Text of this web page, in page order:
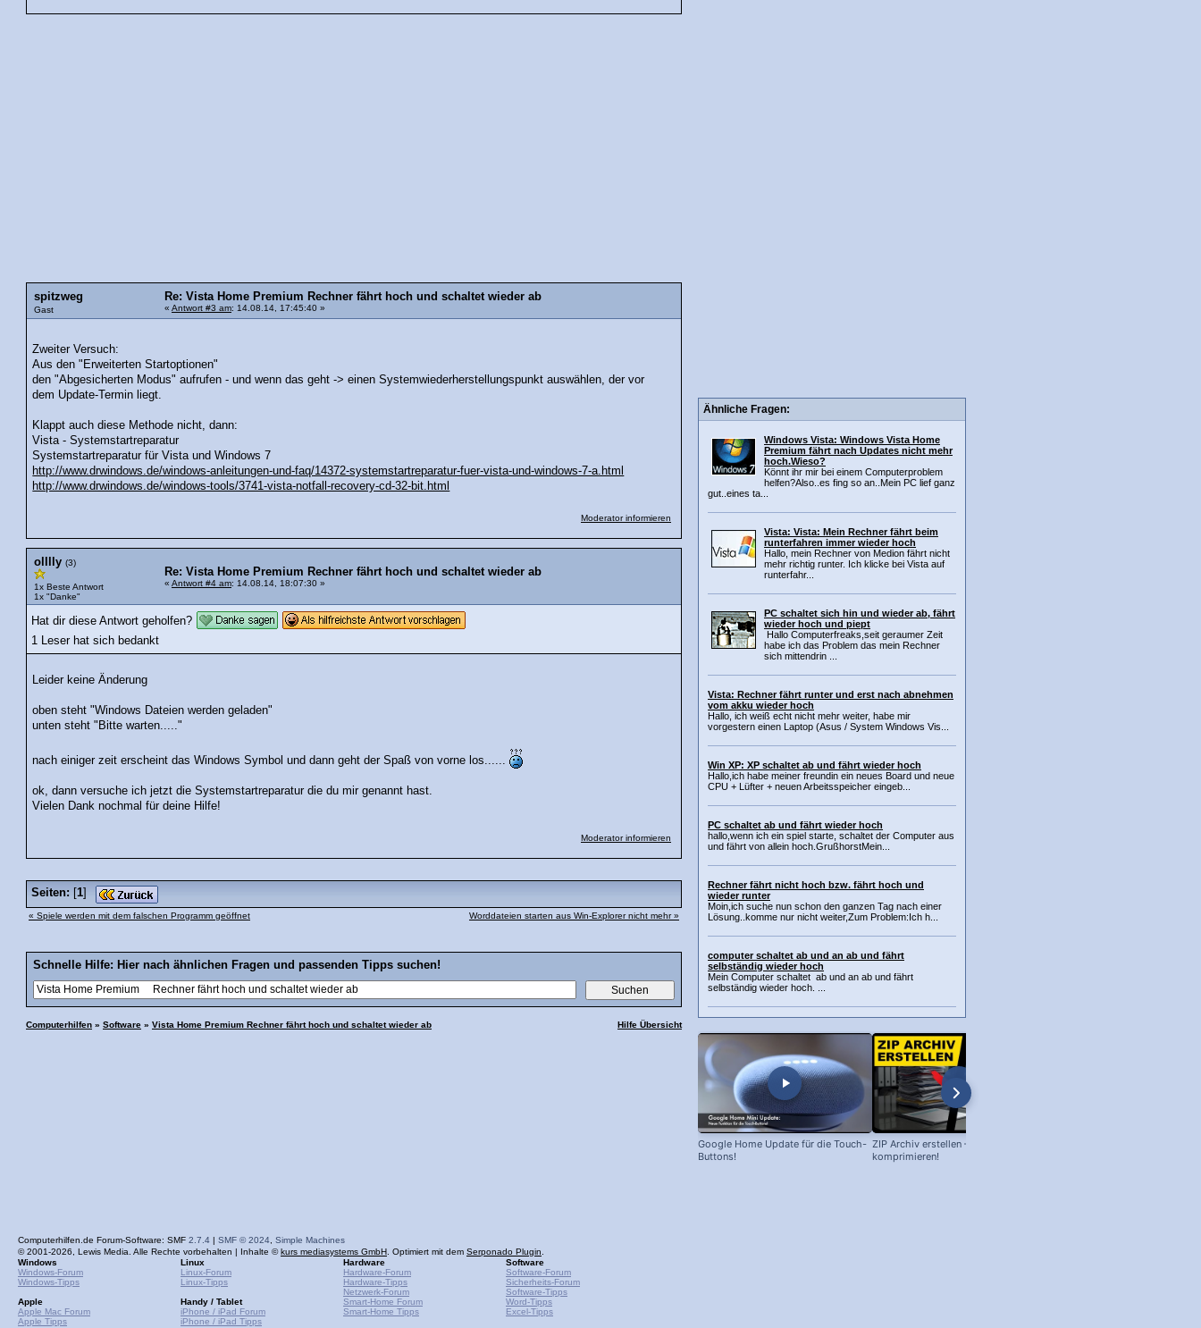
spitzweg
Gast
Re: Vista Home Premium Rechner fährt hoch und schaltet wieder ab
« Antwort #3 am: 14.08.14, 17:45:40 »
Zweiter Versuch:
Aus den "Erweiterten Startoptionen"
den "Abgesicherten Modus" aufrufen - und wenn das geht -> einen Systemwiederherstellungspunkt auswählen, der vor
dem Update-Termin liegt.
Klappt auch diese Methode nicht, dann:
Vista - Systemstartreparatur
Systemstartreparatur für Vista und Windows 7
http://www.drwindows.de/windows-anleitungen-und-faq/14372-systemstartreparatur-fuer-vista-und-windows-7-a.html
http://www.drwindows.de/windows-tools/3741-vista-notfall-recovery-cd-32-bit.html
Moderator informieren
olllly (3)
1x Beste Antwort
1x "Danke"
Re: Vista Home Premium Rechner fährt hoch und schaltet wieder ab
« Antwort #4 am: 14.08.14, 18:07:30 »
Hat dir diese Antwort geholfen?
1 Leser hat sich bedankt
Leider keine Änderung
oben steht "Windows Dateien werden geladen"
unten steht "Bitte warten....."
nach einiger zeit erscheint das Windows Symbol und dann geht der Spaß von vorne los......
ok, dann versuche ich jetzt die Systemstartreparatur die du mir genannt hast.
Vielen Dank nochmal für deine Hilfe!
Moderator informieren
Seiten: [1]
« Spiele werden mit dem falschen Programm geöffnet Worddateien starten aus Win-Explorer nicht mehr »
Schnelle Hilfe: Hier nach ähnlichen Fragen und passenden Tipps suchen!
Computerhilfen » Software » Vista Home Premium Rechner fährt hoch und schaltet wieder ab Hilfe Übersicht
Ähnliche Fragen:
Windows Vista: Windows Vista Home
Premium fährt nach Updates nicht mehr
hoch.Wieso?
Könnt ihr mir bei einem Computerproblem
helfen?Also..es fing so an..Mein PC lief ganz
gut..eines ta...
Vista: Vista: Mein Rechner fährt beim
runterfahren immer wieder hoch
Hallo, mein Rechner von Medion fährt nicht
mehr richtig runter. Ich klicke bei Vista auf
runterfahr...
PC schaltet sich hin und wieder ab, fährt
wieder hoch und piept
Hallo Computerfreaks,seit geraumer Zeit
habe ich das Problem das mein Rechner
sich mittendrin ...
Vista: Rechner fährt runter und erst nach abnehmen
vom akku wieder hoch
Hallo, ich weiß echt nicht mehr weiter, habe mir
vorgestern einen Laptop (Asus / System Windows Vis...
Win XP: XP schaltet ab und fährt wieder hoch
Hallo,ich habe meiner freundin ein neues Board und neue
CPU + Lüfter + neuen Arbeitsspeicher eingeb...
PC schaltet ab und fährt wieder hoch
hallo,wenn ich ein spiel starte, schaltet der Computer aus
und fährt von allein hoch.GrußhorstMein...
Rechner fährt nicht hoch bzw. fährt hoch und
wieder runter
Moin,ich suche nun schon den ganzen Tag nach einer
Lösung..komme nur nicht weiter,Zum Problem:Ich h...
computer schaltet ab und an ab und fährt
selbständig wieder hoch
Mein Computer schaltet ab und an ab und fährt
selbständig wieder hoch. ...
Google Home Update für die Touch-
Buttons!
ZIP Archiv erstellen – Daten
komprimieren!
Computerhilfen.de Forum-Software: SMF 2.7.4 | SMF © 2024 Simple Machines
© 2001-2026, Lewis Media. Alle Rechte vorbehalten | Inhalte ©kurs mediasystems GmbH . Optimiert mit dem Serponado Plugin
Windows
Windows-Forum
Windows-Tipps
Apple
Apple Mac Forum
Apple Tipps
Linux
Linux-Forum
Linux-Tipps
Handy / Tablet
iPhone / iPad Forum
iPhone / iPad Tipps
Hardware
Hardware-Forum
Hardware-Tipps
Netzwerk-Forum
Smart-Home Forum
Smart-Home Tipps
Software
Software-Forum
Sicherheits-Forum
Software-Tipps
Word-Tipps
Excel-Tipps